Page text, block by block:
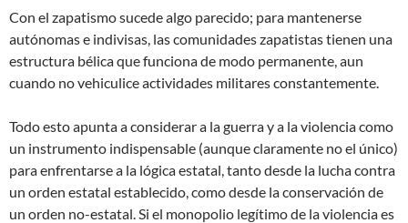
Con el zapatismo sucede algo parecido; para mantenerse
autónomas e indivisas, las comunidades zapatistas tienen una
estructura bélica que funciona de modo permanente, aun
cuando no vehiculice actividades militares constantemente.
Todo esto apunta a considerar a la guerra y a la violencia como
un instrumento indispensable (aunque claramente no el único)
para enfrentarse a la lógica estatal, tanto desde la lucha contra
un orden estatal establecido, como desde la conservación de
un orden no-estatal. Si el monopolio legítimo de la violencia es